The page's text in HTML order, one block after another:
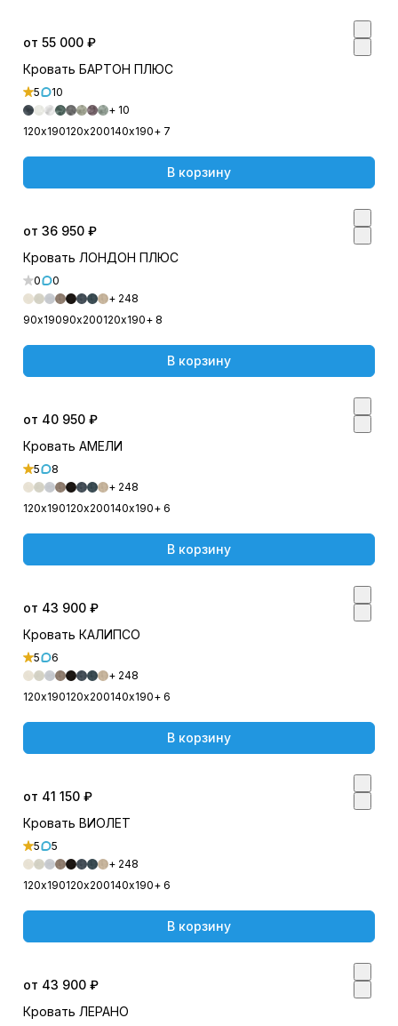
от 55 000 ₽
Кровать БАРТОН ПЛЮС
5
10
+ 10
120х190120х200140х190+ 7
В корзину
от 36 950 ₽
Кровать ЛОНДОН ПЛЮС
0
0
+ 248
90х19090х200120х190+ 8
В корзину
от 40 950 ₽
Кровать АМЕЛИ
5
8
+ 248
120х190120х200140х190+ 6
В корзину
от 43 900 ₽
Кровать КАЛИПСО
5
6
+ 248
120х190120х200140х190+ 6
В корзину
от 41 150 ₽
Кровать ВИОЛЕТ
5
5
+ 248
120х190120х200140х190+ 6
В корзину
от 43 900 ₽
Кровать ЛЕРАНО